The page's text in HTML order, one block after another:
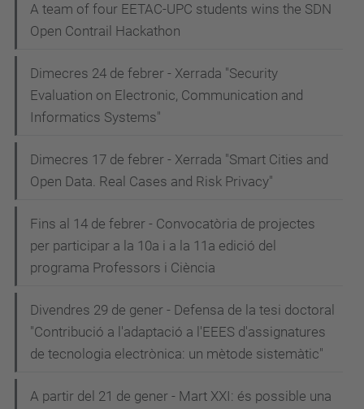
A team of four EETAC-UPC students wins the SDN
Open Contrail Hackathon
Dimecres 24 de febrer - Xerrada "Security
Evaluation on Electronic, Communication and
Informatics Systems"
Dimecres 17 de febrer - Xerrada "Smart Cities and
Open Data. Real Cases and Risk Privacy"
Fins al 14 de febrer - Convocatòria de projectes
per participar a la 10a i a la 11a edició del
programa Professors i Ciència
Divendres 29 de gener - Defensa de la tesi doctoral
"Contribució a l'adaptació a l'EEES d'assignatures
de tecnologia electrònica: un mètode sistemàtic"
A partir del 21 de gener - Mart XXI: és possible una